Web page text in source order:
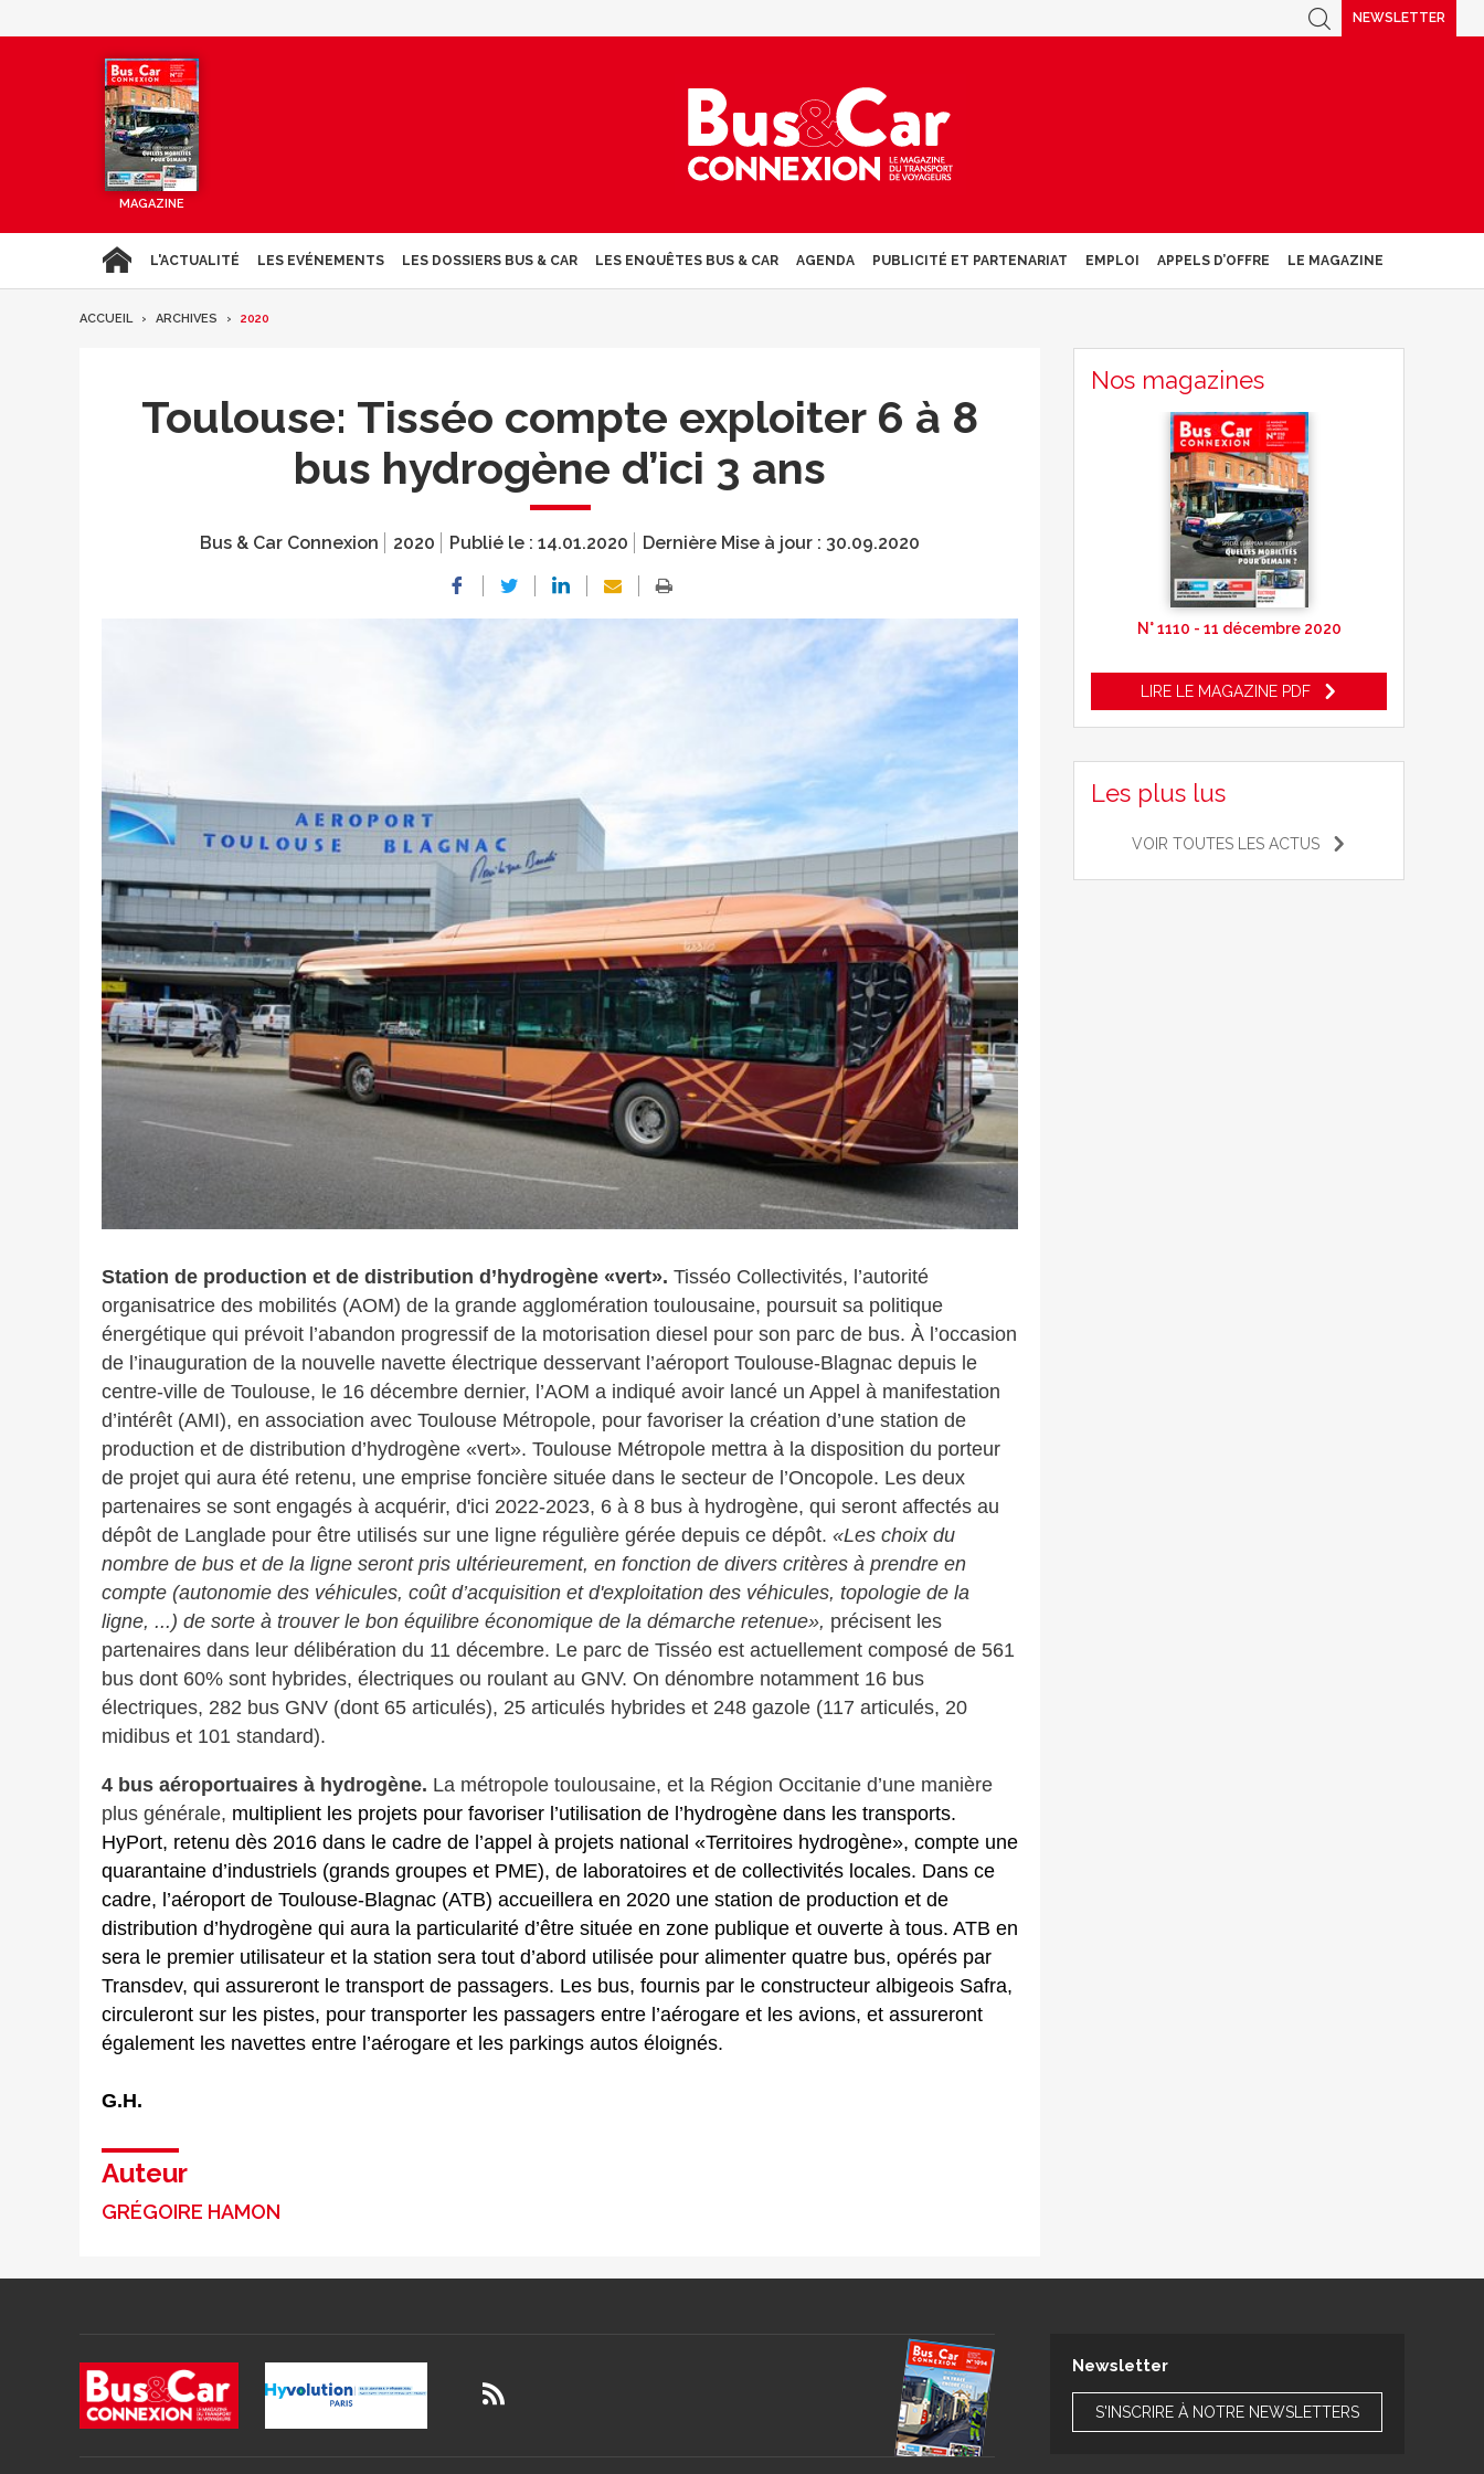
NEWSLETTER
MAGAZINE
L'ACTUALITÉ LES EVÉNEMENTS LES DOSSIERS BUS & CAR LES ENQUÊTES BUS & CAR AGENDA PUBLICITÉ ET PARTENARIAT EMPLOI APPELS D’OFFRE LE MAGAZINE
ACCUEIL ARCHIVES 2020
Toulouse: Tisséo compte exploiter 6 à 8
bus hydrogène d’ici 3 ans
Bus & Car Connexion 2020 Publié le : 14.01.2020 Dernière Mise à jour : 30.09.2020
Crédit photo
Station de production et de distribution d’hydrogène «vert». Tisséo Collectivités, l’autorité
organisatrice des mobilités (AOM) de la grande agglomération toulousaine, poursuit sa politique
énergétique qui prévoit l’abandon progressif de la motorisation diesel pour son parc de bus. À l’occasion
de l’inauguration de la nouvelle navette électrique desservant l’aéroport Toulouse-Blagnac depuis le
centre-ville de Toulouse, le 16 décembre dernier, l’AOM a indiqué avoir lancé un Appel à manifestation
d’intérêt (AMI), en association avec Toulouse Métropole, pour favoriser la création d’une station de
production et de distribution d’hydrogène «vert». Toulouse Métropole mettra à la disposition du porteur
de projet qui aura été retenu, une emprise foncière située dans le secteur de l’Oncopole. Les deux
partenaires se sont engagés à acquérir, d'ici 2022-2023, 6 à 8 bus à hydrogène, qui seront affectés au
dépôt de Langlade pour être utilisés sur une ligne régulière gérée depuis ce dépôt. «Les choix du
nombre de bus et de la ligne seront pris ultérieurement, en fonction de divers critères à prendre en
compte (autonomie des véhicules, coût d’acquisition et d'exploitation des véhicules, topologie de la
ligne, ...) de sorte à trouver le bon équilibre économique de la démarche retenue», précisent les
partenaires dans leur délibération du 11 décembre. Le parc de Tisséo est actuellement composé de 561
bus dont 60% sont hybrides, électriques ou roulant au GNV. On dénombre notamment 16 bus
électriques, 282 bus GNV (dont 65 articulés), 25 articulés hybrides et 248 gazole (117 articulés, 20
midibus et 101 standard).
4 bus aéroportuaires à hydrogène. La métropole toulousaine, et la Région Occitanie d’une manière
plus générale, multiplient les projets pour favoriser l’utilisation de l’hydrogène dans les transports.
HyPort, retenu dès 2016 dans le cadre de l’appel à projets national «Territoires hydrogène», compte une
quarantaine d’industriels (grands groupes et PME), de laboratoires et de collectivités locales. Dans ce
cadre, l’aéroport de Toulouse-Blagnac (ATB) accueillera en 2020 une station de production et de
distribution d’hydrogène qui aura la particularité d’être située en zone publique et ouverte à tous. ATB en
sera le premier utilisateur et la station sera tout d’abord utilisée pour alimenter quatre bus, opérés par
Transdev, qui assureront le transport de passagers. Les bus, fournis par le constructeur albigeois Safra,
circuleront sur les pistes, pour transporter les passagers entre l’aérogare et les avions, et assureront
également les navettes entre l’aérogare et les parkings autos éloignés.
G.H.
Auteur
GRÉGOIRE HAMON
Nos magazines
N° 1110 - 11 décembre 2020
LIRE LE MAGAZINE PDF
Les plus lus
VOIR TOUTES LES ACTUS
Newsletter
S'INSCRIRE À NOTRE NEWSLETTERS